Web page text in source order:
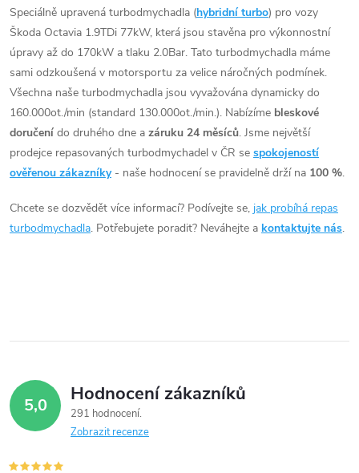
v
l
á
d
a
c
í
p
k
v
ý
Speciálně upravená turbodmychadla (hybridní turbo) pro vozy
Škoda Octavia 1.9TDi 77kW, která jsou stavěna pro výkonnostní
úpravy až do 170kW a tlaku 2.0Bar. Tato turbodmychadla máme
sami odzkoušená v motorsportu za velice náročných podmínek.
Všechna naše turbodmychadla jsou vyvažována dynamicky do
160.000ot./min (standard 130.000ot./min.). Nabízíme bleskové
doručení do druhého dne a záruku 24 měsíců. Jsme největší
prodejce repasovaných turbodmychadel v ČR se spokojeností
ověřenou zákazníky- naše hodnocení se pravidelně drží na 100 %.
Chcete se dozvědět více informací? Podívejte se, jak probíhá repas
turbodmychadla. Potřebujete poradit? Neváhejte a kontaktujte nás.
5,0 Hodnocení zákazníků
291 hodnocení
Zobrazit recenze